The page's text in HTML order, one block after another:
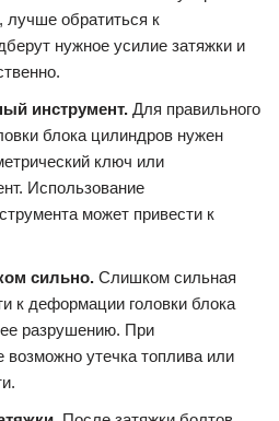
лучше обратиться к
нужное усилие затяжки и
инструмент. Для правильного
блока цилиндров нужен
ключ или
Использование
может привести к
сильно. Слишком сильная
к деформации головки блока
разрушению. При
возможно утечка топлива или